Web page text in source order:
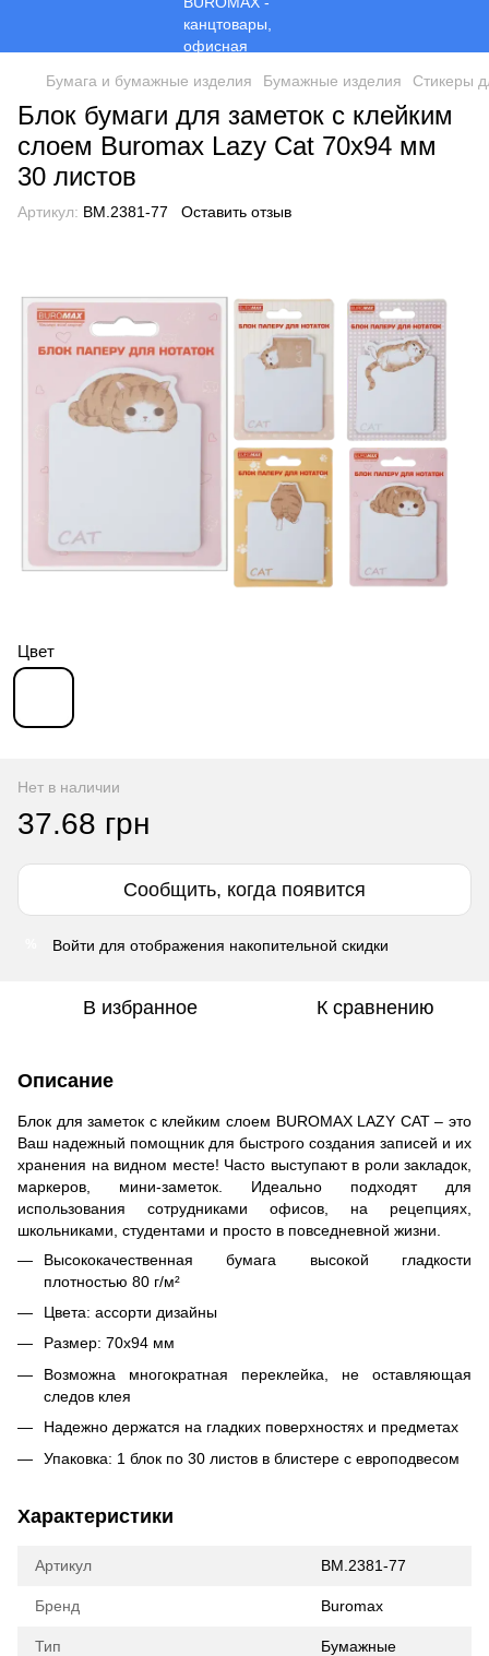
Бумага и бумажные изделия Бумажные изделия Стикеры
Блок бумаги для заметок с клейким
слоем Buromax Lazy Cat 70x94 мм
30 листов
Артикул: BM.2381-77 Оставить отзыв
Цвет
Нет в наличии
37.68 грн
Сообщить, когда появится
Войти для отображения накопительной скидки
В избранное К сравнению
Описание
Блок для заметок с клейким слоем BUROMAX LAZY CAT – это
Ваш надежный помощник для быстрого создания записей и их
хранения на видном месте! Часто выступают в роли закладок,
маркеров, мини-заметок. Идеально подходят для
использования сотрудниками офисов, на рецепциях,
школьниками, студентами и просто в повседневной жизни.
Высококачественная бумага высокой гладкости
плотностью 80 г/м²
Цвета: ассорти дизайны
Размер: 70х94 мм
Возможна многократная переклейка, не оставляющая
следов клея
Надежно держатся на гладких поверхностях и предметах
Упаковка: 1 блок по 30 листов в блистере с европодвесом
Характеристики
Артикул BM.2381-77
Бренд Buromax
Тип Бумажные